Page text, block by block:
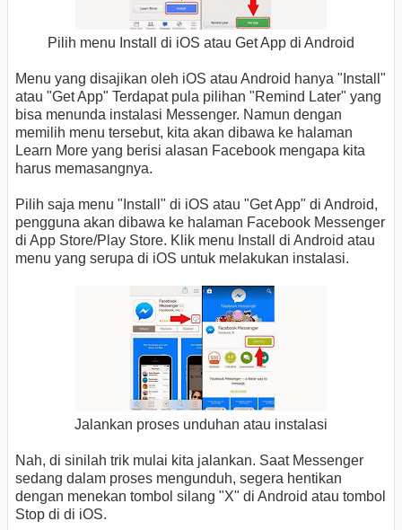
Pilih menu Install di iOS atau Get App di Android
Menu yang disajikan oleh iOS atau Android hanya "Install"
atau "Get App" Terdapat pula pilihan "Remind Later" yang
bisa menunda instalasi Messenger. Namun dengan
memilih menu tersebut, kita akan dibawa ke halaman
Learn More yang berisi alasan Facebook mengapa kita
harus memasangnya.
Pilih saja menu "Install" di iOS atau "Get App" di Android,
pengguna akan dibawa ke halaman Facebook Messenger
di App Store/Play Store. Klik menu Install di Android atau
menu yang serupa di iOS untuk melakukan instalasi.
Jalankan proses unduhan atau instalasi
Nah, di sinilah trik mulai kita jalankan. Saat Messenger
sedang dalam proses mengunduh, segera hentikan
dengan menekan tombol silang "X" di Android atau tombol
Stop di di iOS.